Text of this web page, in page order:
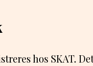
hos SKAT.